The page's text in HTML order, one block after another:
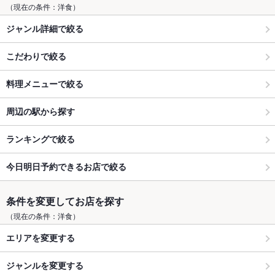
（現在の条件：洋食）
ジャンル詳細で絞る
こだわりで絞る
料理メニューで絞る
周辺の駅から探す
ランキングで絞る
今日明日予約できるお店で絞る
条件を変更してお店を探す
（現在の条件：洋食）
エリアを変更する
ジャンルを変更する